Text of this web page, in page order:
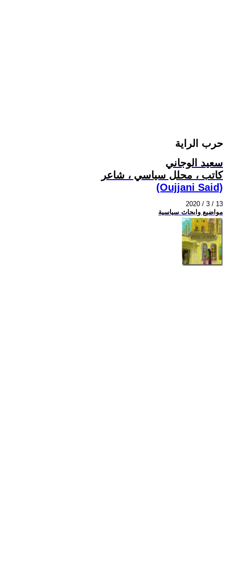
حرب الراية
سعيد الوجاني
كاتب ، محلل سياسي ، شاعر
(Oujjani Said)
2020 / 3 / 13
مواضيع وابحاث سياسية